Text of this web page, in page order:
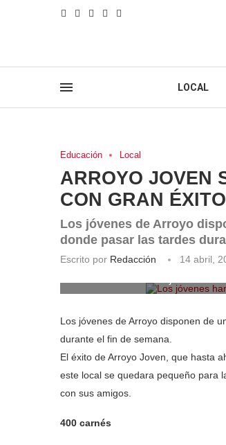
LOCAL
Educación Local
ARROYO JOVEN
CON GRAN ÉXITO
Los jóvenes de Arroyo
donde pasar las tardes
Escrito por Redacción
14 abril,
Los jóvenes de Arroyo disponen de
durante el fin de semana.
El éxito de Arroyo Joven, que hasta
este local se quedara pequeño para
con sus amigos.
400 carnés